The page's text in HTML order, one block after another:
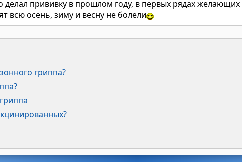
делал прививку в прошлом году, в первых рядах желающих
всю осень, зиму и весну не болели
гриппа?